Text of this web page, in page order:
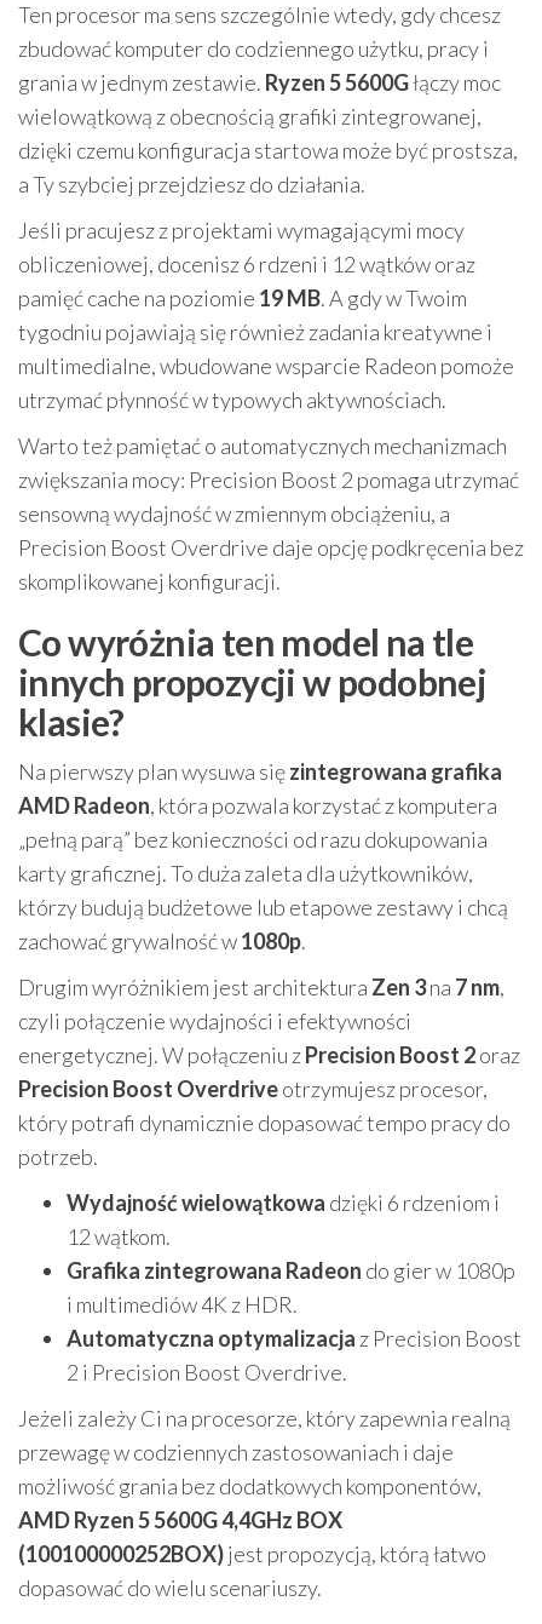
Ten procesor ma sens szczególnie wtedy, gdy chcesz
zbudować komputer do codziennego użytku, pracy i
grania w jednym zestawie. Ryzen 5 5600Głączy moc
wielowątkową z obecnością grafiki zintegrowanej,
dzięki czemu konfiguracja startowa może być prostsza,
a Ty szybciej przejdziesz do działania.
Jeśli pracujesz z projektami wymagającymi mocy
obliczeniowej, docenisz 6 rdzeni i 12 wątków oraz
pamięć cache na poziomie 19 MB. A gdy w Twoim
tygodniu pojawiają się również zadania kreatywne i
multimedialne, wbudowane wsparcie Radeon pomoże
utrzymać płynność w typowych aktywnościach.
Warto też pamiętać o automatycznych mechanizmach
zwiększania mocy: Precision Boost 2 pomaga utrzymać
sensowną wydajność w zmiennym obciążeniu, a
Precision Boost Overdrive daje opcję podkręcenia bez
skomplikowanej konfiguracji.
Co wyróżnia ten model na tle
innych propozycji w podobnej
klasie?
Na pierwszy plan wysuwa sięzintegrowana grafika
AMD Radeon, która pozwala korzystać z komputera
„pełną parą” bez konieczności od razu dokupowania
karty graficznej. To duża zaleta dla użytkowników,
którzy budują budżetowe lub etapowe zestawy i chcą
zachować grywalność w1080p.
Drugim wyróżnikiem jest architektura Zen 3na 7 nm,
czyli połączenie wydajności i efektywności
energetycznej. W połączeniu zPrecision Boost 2oraz
Precision Boost Overdriveotrzymujesz procesor,
który potrafi dynamicznie dopasować tempo pracy do
potrzeb.
Wydajność wielowątkowa dzięki 6 rdzeniom i
12 wątkom.
Grafika zintegrowana Radeon do gier w 1080p
i multimediów 4K z HDR.
Automatyczna optymalizacja z Precision Boost
2 i Precision Boost Overdrive.
Jeżeli zależy Ci na procesorze, który zapewnia realną
przewagę w codziennych zastosowaniach i daje
możliwość grania bez dodatkowych komponentów,
AMD Ryzen 5 5600G 4,4GHz BOX
(100100000252BOX)jest propozycją, którą łatwo
dopasować do wielu scenariuszy.